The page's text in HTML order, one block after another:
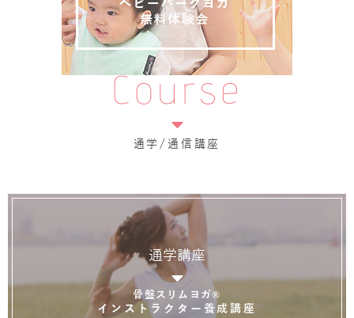
Course
通学/通信講座
通学講座
骨盤スリムヨガ®
インストラクター養成講座